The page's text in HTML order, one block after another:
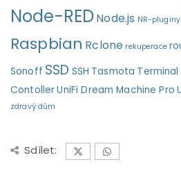
Node-REDNode.js NR-pluginy
Raspbian Rclone rekuperace
Sonoff SSD SSH Tasmota Terminal
ContollerUniFi Dream Machine Pro
zdravý dům
Sdílet: